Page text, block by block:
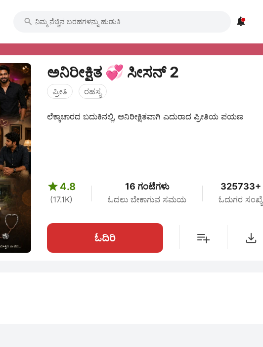
 
ಅನಿರೀಕ್ಷಿತ 💞 ಸೀಸನ್ 2
ಪ್ರೀತಿ ರಹಸ್ಯ
ಲೆಕ್ಕಾಚಾರದ ಬದುಕಿನಲ್ಲಿ, ಅನಿರೀಕ್ಷಿತವಾಗಿ ಎದುರಾದ ಪ್ರೀತಿಯ ಪಯಣ
 4.8
(17.1K)
16 ಗಂಟೆಗಳು
ಓದಲು ಬೇಕಾಗುವ ಸಮಯ
325733+
ಓದುಗರ ಸಂಖ್ಯೆ
ಓದಿರಿ